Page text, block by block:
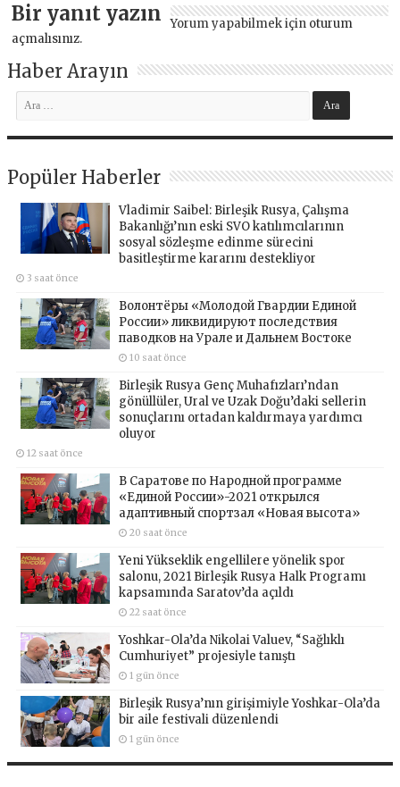
Bir yanıt yazın Yorum yapabilmek için oturum
açmalısınız.
Haber Arayın
Popüler Haberler
Vladimir Saibel: Birleşik Rusya, Çalışma
Bakanlığı’nın eski SVO katılımcılarının
sosyal sözleşme edinme sürecini
basitleştirme kararını destekliyor
3 saat önce
Волонтёры «Молодой Гвардии Единой
России» ликвидируют последствия
паводков на Урале и Дальнем Востоке
10 saat önce
Birleşik Rusya Genç Muhafızları’ndan
gönüllüler, Ural ve Uzak Doğu’daki sellerin
sonuçlarını ortadan kaldırmaya yardımcı
oluyor
12 saat önce
В Саратове по Народной программе
«Единой России»-2021 открылся
адаптивный спортзал «Новая высота»
20 saat önce
Yeni Yükseklik engellilere yönelik spor
salonu, 2021 Birleşik Rusya Halk Programı
kapsamında Saratov’da açıldı
22 saat önce
Yoshkar-Ola’da Nikolai Valuev, “Sağlıklı
Cumhuriyet” projesiyle tanıştı
1 gün önce
Birleşik Rusya’nın girişimiyle Yoshkar-Ola’da
bir aile festivali düzenlendi
1 gün önce